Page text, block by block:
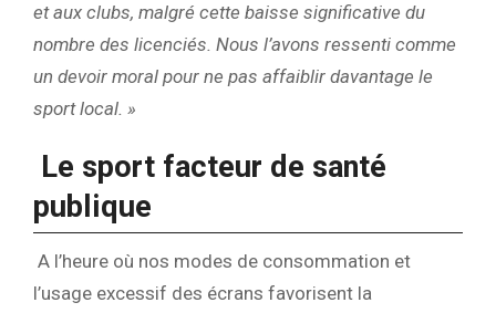
et aux clubs, malgré cette baisse significative du
nombre des licenciés. Nous l’avons ressenti comme
un devoir moral pour ne pas affaiblir davantage le
sport local. »
Le sport facteur de santé
publique
A l’heure où nos modes de consommation et
l’usage excessif des écrans favorisent la